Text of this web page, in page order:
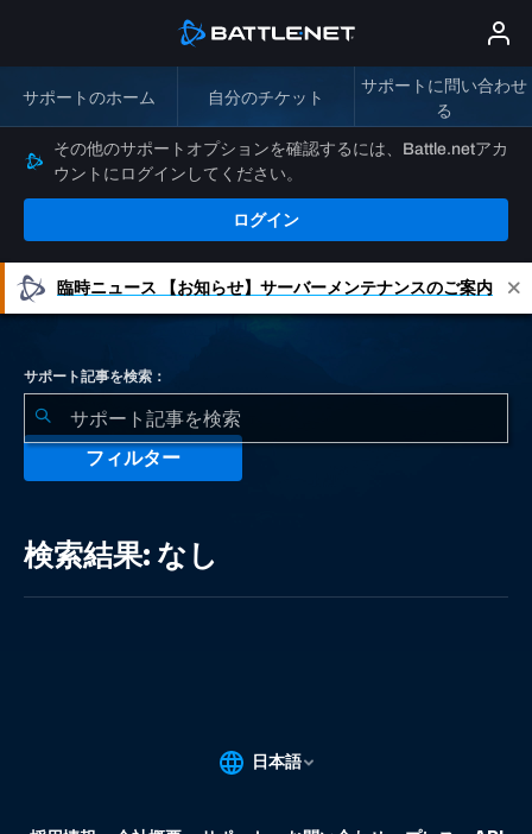
サポートのホーム 自分のチケット
サポートに問い合わせ
る
その他のサポートオプションを確認するには、Battle.netアカ
ウントにログインしてください。
ログイン
臨時ニュース 【お知らせ】サーバーメンテナンスのご案内
サポート記事を検索：
フィルター
結
検索結果: なし